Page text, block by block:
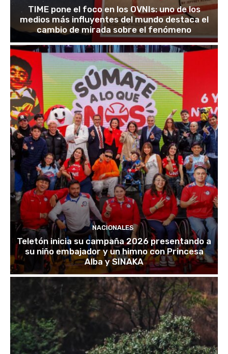
TIME pone el foco en los OVNIs: uno de los
medios más influyentes del mundo destaca el
cambio de mirada sobre el fenómeno
NACIONALES
Teletón inicia su campaña 2026 presentando a
su niño embajador y un himno con Princesa
Alba y SINAKA